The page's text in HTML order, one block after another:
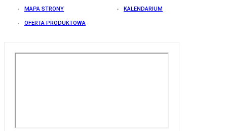
MAPA STRONY KALENDARIUM
OFERTA PRODUKTOWA